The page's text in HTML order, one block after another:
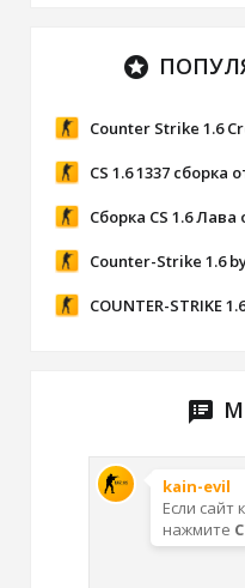
stars
Counter Strike 1.6
CS 1.6 1337 сборка
Сборка CS 1.6 Лава
Counter-Strike 1.6
COUNTER-STRIKE
speaker_notes